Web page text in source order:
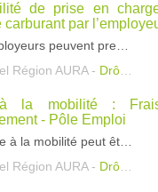
de prise en
carburant par
Région AURA - Drôme
la mobilité :
- Pôle Emploi
Région AURA - Drôme